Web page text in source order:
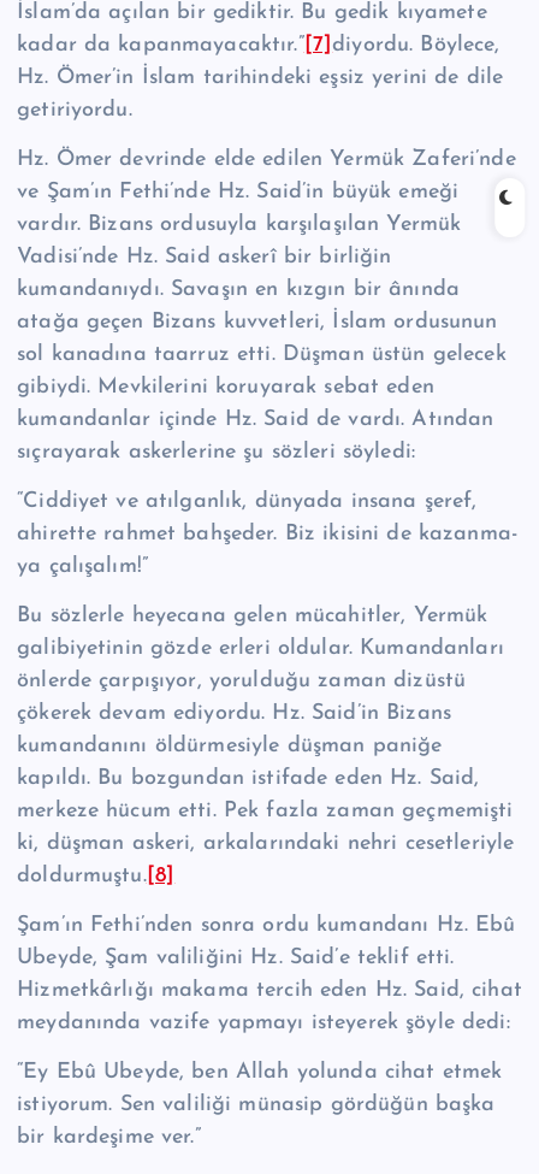
İslam’da açılan bir gediktir. Bu gedik kıyamete
kadar da kapanmayacaktır.”[7]diyordu. Böylece,
Hz. Ömer’in İslam tarihindeki eşsiz yerini de dile
getiriyordu.
Hz. Ömer devrinde elde edilen Yermük Zaferi’nde
ve Şam’ın Fethi’nde Hz. Said’in büyük emeği
vardır. Bizans ordusuyla karşılaşılan Yermük
Vadisi’nde Hz. Said askerî bir birliğin
kumandanıydı. Savaşın en kızgın bir ânında
atağa geçen Bizans kuvvetleri, İslam ordusunun
sol kanadına taarruz etti. Düşman üstün ge­lecek
gibiydi. Mevkilerini koruyarak sebat eden
kumandanlar içinde Hz. Said de vardı. Atından
sıçrayarak askerlerine şu sözleri söyledi:
“Ciddiyet ve atıl­ganlık, dünyada insana şeref,
ahirette rahmet bahşeder. Biz ikisini de kazanma­
ya çalışalım!”
Bu sözlerle heyecana gelen mücahitler, Yermük
galibiyetinin gözde erleri oldular. Kumandanları
önlerde çarpışıyor, yorulduğu zaman dizüstü
çökerek devam ediyordu. Hz. Said’in Bizans
kumandanını öldürmesiyle düşman paniğe
kapıldı. Bu bozgundan istifade eden Hz. Said,
merkeze hücum etti. Pek fazla zaman geçmemişti
ki, düşman askeri, arkalarındaki nehri cesetleriyle
doldurmuştu.[8]
Şam’ın Fethi’nden sonra ordu kumandanı Hz. Ebû
Ubeyde, Şam valiliğini Hz. Said’e teklif etti.
Hizmetkârlığı makama tercih eden Hz. Said, cihat
meydanın­da vazife yapmayı isteyerek şöyle dedi:
“Ey Ebû Ubeyde, ben Allah yolunda cihat etmek
istiyorum. Sen valiliği münasip gördüğün başka
bir kardeşime ver.”